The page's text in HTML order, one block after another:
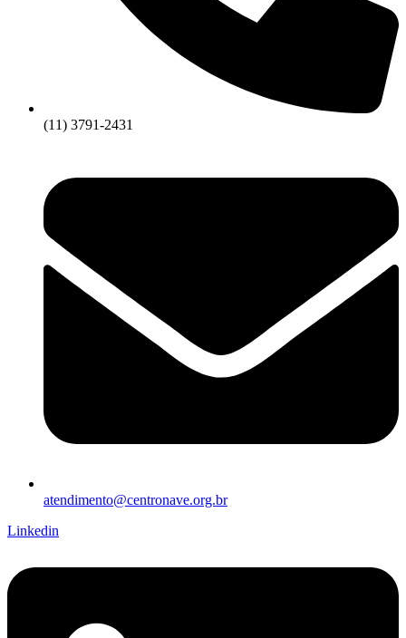
(11) 3791-2431
atendimento@centronave.org.br
Linkedin